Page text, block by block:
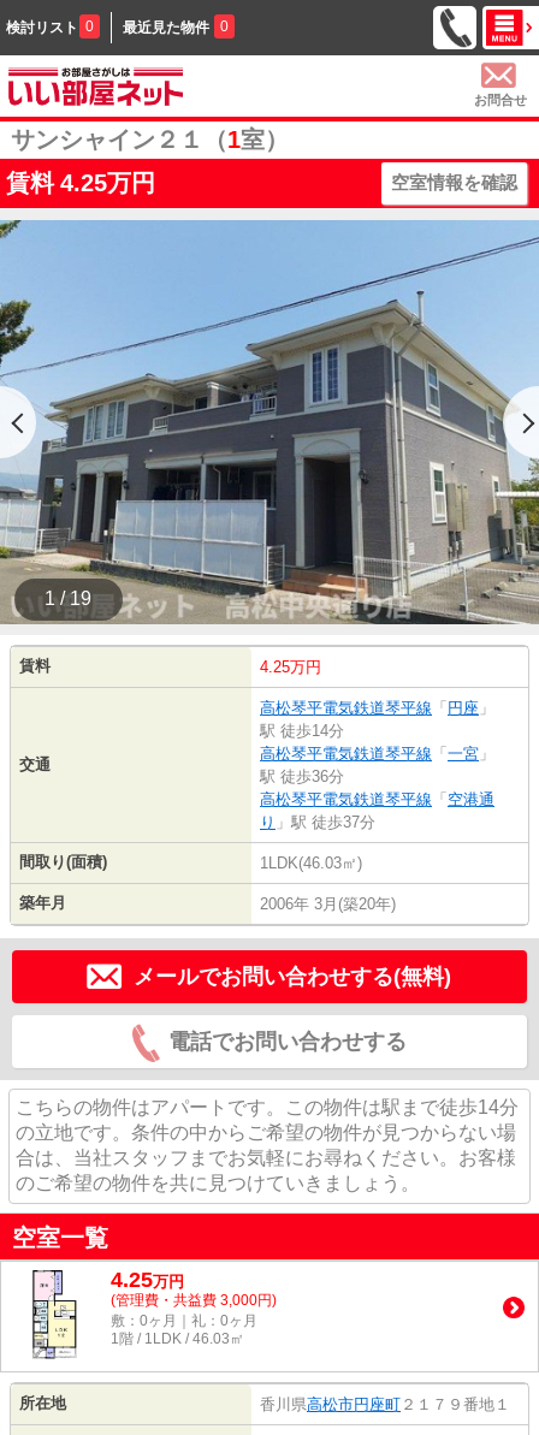
検討リスト 0 最近見た物件 0
お問合せ
サンシャイン２１（1室）
賃料 4.25万円 空室情報を確認
1 / 19
賃料 4.25万円
交通
高松琴平電気鉄道琴平線 「 円座 」
駅 徒歩14分
高松琴平電気鉄道琴平線 「 一宮 」
駅 徒歩36分
高松琴平電気鉄道琴平線 「 空港通
り 」駅 徒歩37分
間取り(面積) 1LDK(46.03㎡)
築年月 2006年 3月(築20年)
メールでお問い合わせする(無料)
電話でお問い合わせする
こちらの物件はアパートです。この物件は駅まで徒歩14分
の立地です。条件の中からご希望の物件が見つからない場
合は、当社スタッフまでお気軽にお尋ねください。お客様
のご希望の物件を共に見つけていきましょう。
空室一覧
4.25万円
(管理費・共益費 3,000円)
敷：0ヶ月｜礼：0ヶ月
1階 / 1LDK / 46.03㎡
所在地 香川県高松市円座町 ２１７９番地１